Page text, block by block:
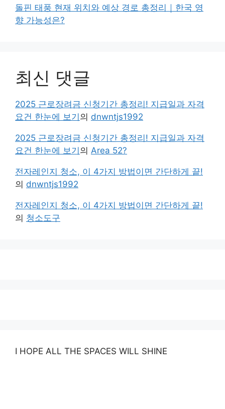
돌핀 태풍 현재 위치와 예상 경로 총정리｜한국 영
향 가능성은?
최신 댓글
2025 근로장려금 신청기간 총정리! 지급일과 자격
요건 한눈에 보기 의 dnwntjs1992
2025 근로장려금 신청기간 총정리! 지급일과 자격
요건 한눈에 보기 의 Area 52?
전자레인지 청소, 이 4가지 방법이면 간단하게 끝!
의 dnwntjs1992
전자레인지 청소, 이 4가지 방법이면 간단하게 끝!
의 청소도구
I HOPE ALL THE SPACES WILL SHINE